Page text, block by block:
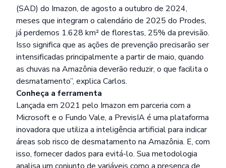
(SAD) do Imazon, de agosto a outubro de 2024,
meses que integram o calendário de 2025 do Prodes,
já perdemos 1.628 km² de florestas, 25% da previsão.
Isso significa que as ações de prevenção precisarão ser
intensificadas principalmente a partir de maio, quando
as chuvas na Amazônia deverão reduzir, o que facilita o
desmatamento”, explica Carlos.
Conheça a ferramenta
Lançada em 2021 pelo Imazon em parceria com a
Microsoft e o Fundo Vale, a PrevisIA é uma plataforma
inovadora que utiliza a inteligência artificial para indicar
áreas sob risco de desmatamento na Amazônia. E, com
isso, fornecer dados para evitá-lo. Sua metodologia